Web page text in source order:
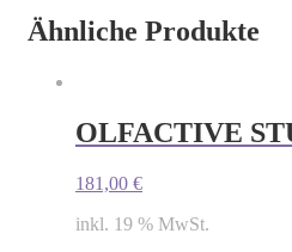
Ähnliche Produkte
OLFACTIVE
181,00 €
inkl. 19 % MwSt.